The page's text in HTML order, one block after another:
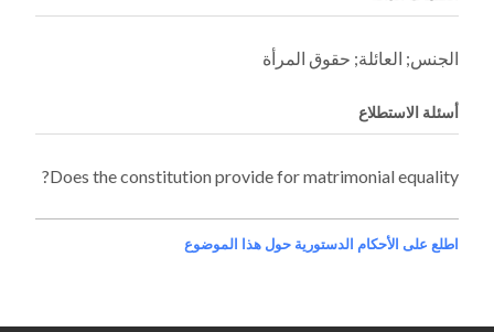
الجنس; العائلة; حقوق المرأة
أسئلة الاستطلاع
Does the constitution provide for matrimonial equality?
اطلع على الأحكام الدستورية حول هذا الموضوع